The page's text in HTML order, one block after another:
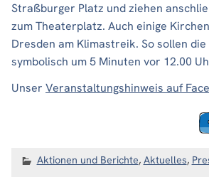
Straßburger Platz und ziehen
zum Theaterplatz. Auch einige
Dresden am Klimastreik. So sollen
symbolisch um 5 Minuten vor 12.00
Unser Veranstaltungshinweis auf
Aktionen und Berichte, Aktuelles,